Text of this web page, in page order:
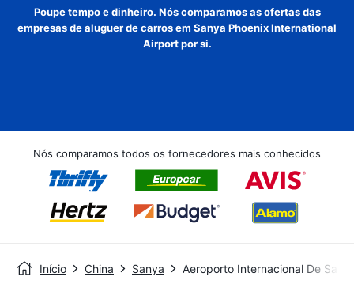
Poupe tempo e dinheiro. Nós comparamos as ofertas das
empresas de aluguer de carros em Sanya Phoenix International
Airport por si.
Nós comparamos todos os fornecedores mais conhecidos
Início China Sanya Aeroporto Internacional De